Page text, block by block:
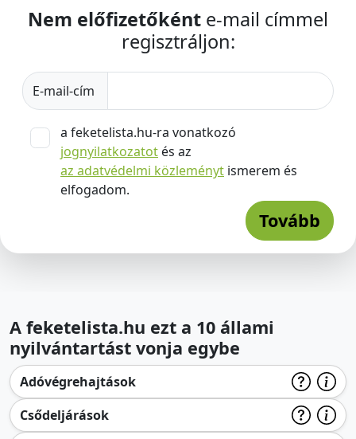
Nem előfizetőként e-mail címmel
regisztráljon:
E-mail-cím
a feketelista.hu-ra vonatkozó
jognyilatkozatot és az
az adatvédelmi közleményt ismerem és
elfogadom.
Tovább
A feketelista.hu ezt a 10 állami
nyilvántartást vonja egybe
Adóvégrehajtások
Csődeljárások